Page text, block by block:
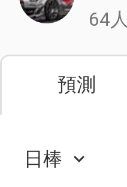
64人
預測
日棒 keyboard_arrow_down